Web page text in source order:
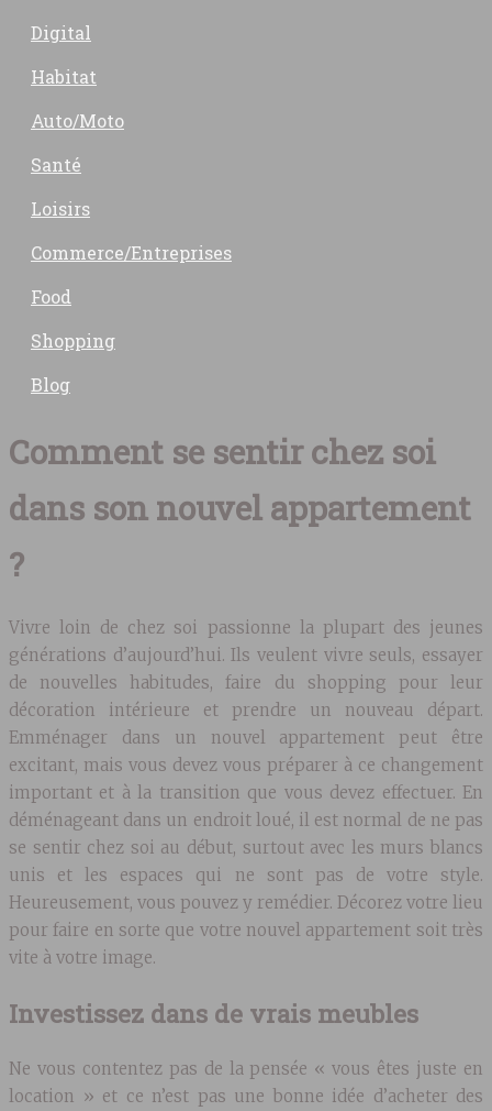
Digital
Habitat
Auto/Moto
Santé
Loisirs
Commerce/Entreprises
Food
Shopping
Blog
Comment se sentir chez soi
dans son nouvel appartement
?
Vivre loin de chez soi passionne la plupart des jeunes
générations d’aujourd’hui. Ils veulent vivre seuls, essayer
de nouvelles habitudes, faire du shopping pour leur
décoration intérieure et prendre un nouveau départ.
Emménager dans un nouvel appartement peut être
excitant, mais vous devez vous préparer à ce changement
important et à la transition que vous devez effectuer. En
déménageant dans un endroit loué, il est normal de ne pas
se sentir chez soi au début, surtout avec les murs blancs
unis et les espaces qui ne sont pas de votre style.
Heureusement, vous pouvez y remédier. Décorez votre lieu
pour faire en sorte que votre nouvel appartement soit très
vite à votre image.
Investissez dans de vrais meubles
Ne vous contentez pas de la pensée « vous êtes juste en
location » et ce n’est pas une bonne idée d’acheter des